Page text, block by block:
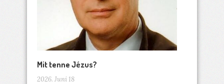
Mit tenne Jézus?
2026. Juni 18